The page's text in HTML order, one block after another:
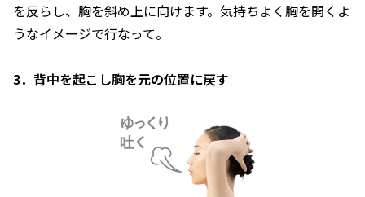
を反らし、胸を斜め上に向けます。気持ちよく胸を開くよ
うなイメージで行なって。
3．背中を起こし胸を元の位置に戻す